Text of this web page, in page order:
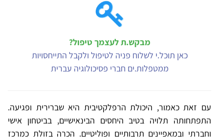
מבקש.ת לעצמך טיפול?
כאן תוכל.י לשלוח פניה לטיפול ולקבל התייחסויות
ממטפלות.ים חברי פסיכולוגיה עברית
עם זאת כאמור, היכולת הרפלקטיבית היא שברירית ופגיעה.
התפתחותה תלויה בטיב היחסים הבינאישיים, בביטחון אישי
וחברתי ובמאפיינים תרבותיים ופוליטיים. הכרה בזולת כמרכז